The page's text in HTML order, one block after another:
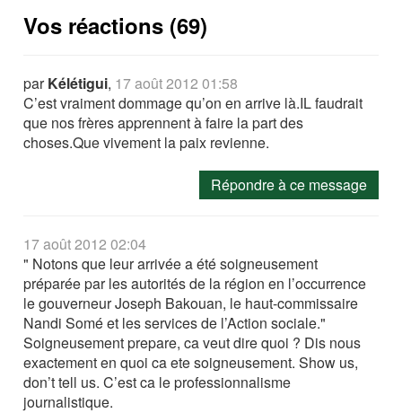
Vos réactions (69)
parKélétigui, 17 août 2012 01:58
C’est vraiment dommage qu’on en arrive là.IL faudrait
que nos frères apprennent à faire la part des
choses.Que vivement la paix revienne.
Répondre à ce message
17 août 2012 02:04
" Notons que leur arrivée a été soigneusement
préparée par les autorités de la région en l’occurrence
le gouverneur Joseph Bakouan, le haut-commissaire
Nandi Somé et les services de l’Action sociale."
Soigneusement prepare, ca veut dire quoi ? Dis nous
exactement en quoi ca ete soigneusement. Show us,
don’t tell us. C’est ca le professionnalisme
journalistique.